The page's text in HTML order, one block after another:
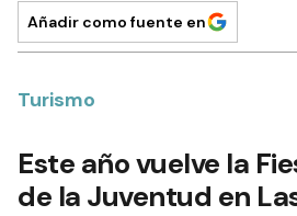
Añadir como fuente en
Turismo
Este año vuelve la
de la Juventud en